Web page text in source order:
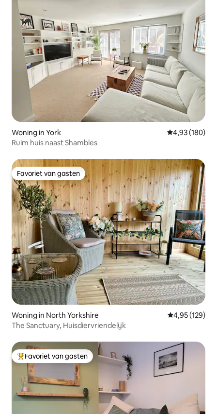
Woning in York Gemiddelde
4,93 (180)
Ruim huis naast Shambles
Favoriet van gasten
Favoriet van gasten
Woning in North Yorkshire Gemiddelde
4,95 (129)
The Sanctuary, Huisdiervriendelijk
Topfavoriet van gasten
Favoriet van gasten